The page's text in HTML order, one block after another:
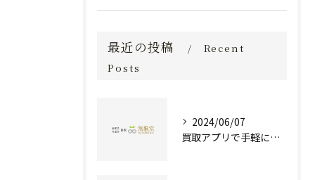
最近の投稿
Recent
Posts
2024/06/07
買取アプリで手軽に現金化！あなたの不要品が宝物に変わる方法とは？